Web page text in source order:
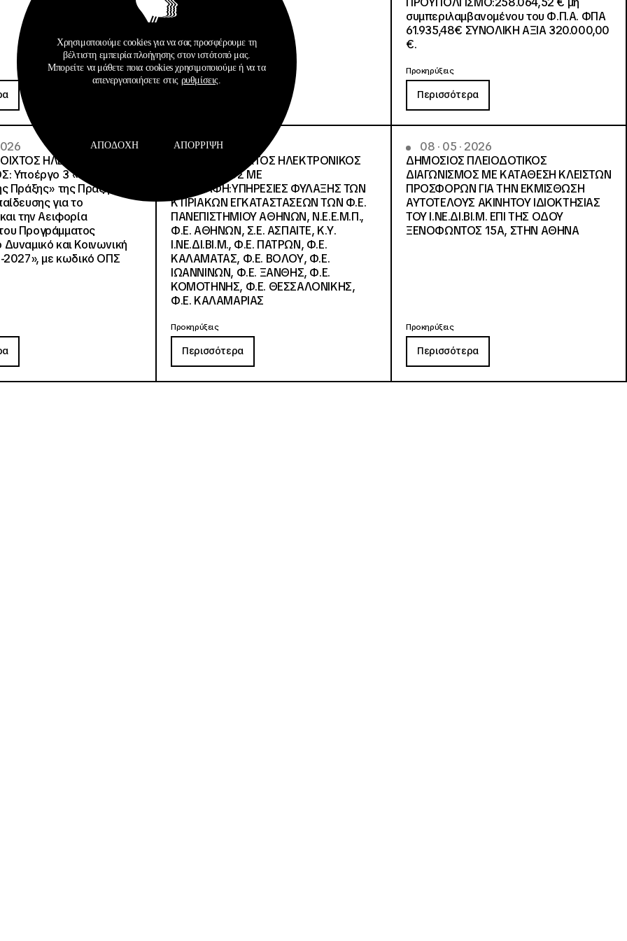
Προκηρύξεις
συμπεριλαμβανομένου του Φ.Π.Α. ΦΠΑ
61.935,48€ ΣΥΝΟΛΙΚΗ ΑΞΙΑ 320.000,00
€.
Προκηρύξεις
Περισσότερα
ΗΛΕΚΤΡΟΝΙΚΟΣ
Υποέργο 3 «Υλικό
Πράξης» της Πράξης
για το
την Αειφορία
Προγράμματος
και Κοινωνική
2027», με κωδικό ΟΠΣ
26 · 05 · 2026
ΔΙΕΘΝΗΣ ΑΝΟΙΧΤΟΣ ΗΛΕΚΤΡΟΝΙΚΟΣ
ΔΙΑΓΩΝΙΣΜΟΣ ΜΕ
ΠΕΡΙΓΡΑΦΗ:ΥΠΗΡΕΣΙΕΣ ΦΥΛΑΞΗΣ ΤΩΝ
ΚΤΙΡΙΑΚΩΝ ΕΓΚΑΤΑΣΤΑΣΕΩΝ ΤΩΝ Φ.Ε.
ΠΑΝΕΠΙΣΤΗΜΙΟΥ ΑΘΗΝΩΝ, Ν.Ε.Ε.Μ.Π.,
Φ.Ε. ΑΘΗΝΩΝ, Σ.Ε. ΑΣΠΑΙΤΕ, Κ.Υ.
Ι.ΝΕ.ΔΙ.ΒΙ.Μ., Φ.Ε. ΠΑΤΡΩΝ, Φ.Ε.
ΚΑΛΑΜΑΤΑΣ, Φ.Ε. ΒΟΛΟΥ, Φ.Ε.
ΙΩΑΝΝΙΝΩΝ, Φ.Ε. ΞΑΝΘΗΣ, Φ.Ε.
ΚΟΜΟΤΗΝΗΣ, Φ.Ε. ΘΕΣΣΑΛΟΝΙΚΗΣ,
Φ.Ε. ΚΑΛΑΜΑΡΙΑΣ
Προκηρύξεις
Περισσότερα
08 · 05 · 2026
ΔΗΜΟΣΙΟΣ ΠΛΕΙΟΔΟΤΙΚΟΣ
ΔΙΑΓΩΝΙΣΜΟΣ ΜΕ ΚΑΤΑΘΕΣΗ ΚΛΕΙΣΤΩΝ
ΠΡΟΣΦΟΡΩΝ ΓΙΑ ΤΗΝ ΕΚΜΙΣΘΩΣΗ
ΑΥΤΟΤΕΛΟΥΣ ΑΚΙΝΗΤΟΥ ΙΔΙΟΚΤΗΣΙΑΣ
ΤΟΥ Ι.ΝΕ.ΔΙ.ΒΙ.Μ. ΕΠΙ ΤΗΣ ΟΔΟΥ
ΞΕΝΟΦΩΝΤΟΣ 15Α, ΣΤΗΝ ΑΘΗΝΑ
Προκηρύξεις
Περισσότερα
Χρησιμοποιούμε cookies για να σας προσφέρουμε τη
βέλτιστη εμπειρία πλοήγησης στον ιστότοπό μας.
Μπορείτε να μάθετε ποια cookies χρησιμοποιούμε ή να τα
απενεργοποιήσετε στις ρυθμίσεις
ΑΠΟΔΟΧΉ ΑΠΌΡΡΙΨΗ